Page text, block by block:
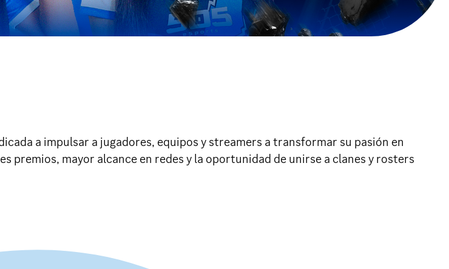
a impulsar a jugadores, equipos y streamers a transformar su pasión en
mayor alcance en redes y la oportunidad de unirse a clanes y rosters